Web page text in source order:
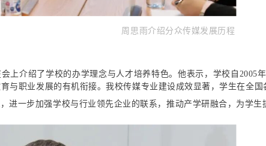
周思雨介绍分众传媒发展历程
上介绍了学校的办学理念与人才培养特色。他表示，学校自2005
与职业发展的有机衔接。我校传媒专业建设成效显著，学生在全
进一步加强学校与行业领先企业的联系，推动产学研融合，为学生